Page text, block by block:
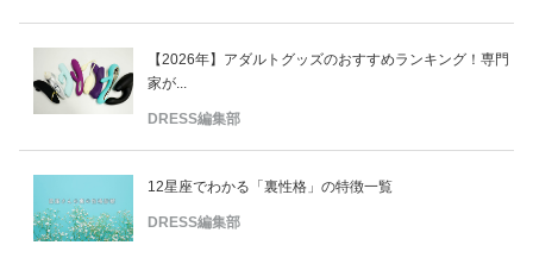
【2026年】アダルトグッズのおすすめランキング！専門
家が...
DRESS編集部
12星座でわかる「裏性格」の特徴一覧
DRESS編集部